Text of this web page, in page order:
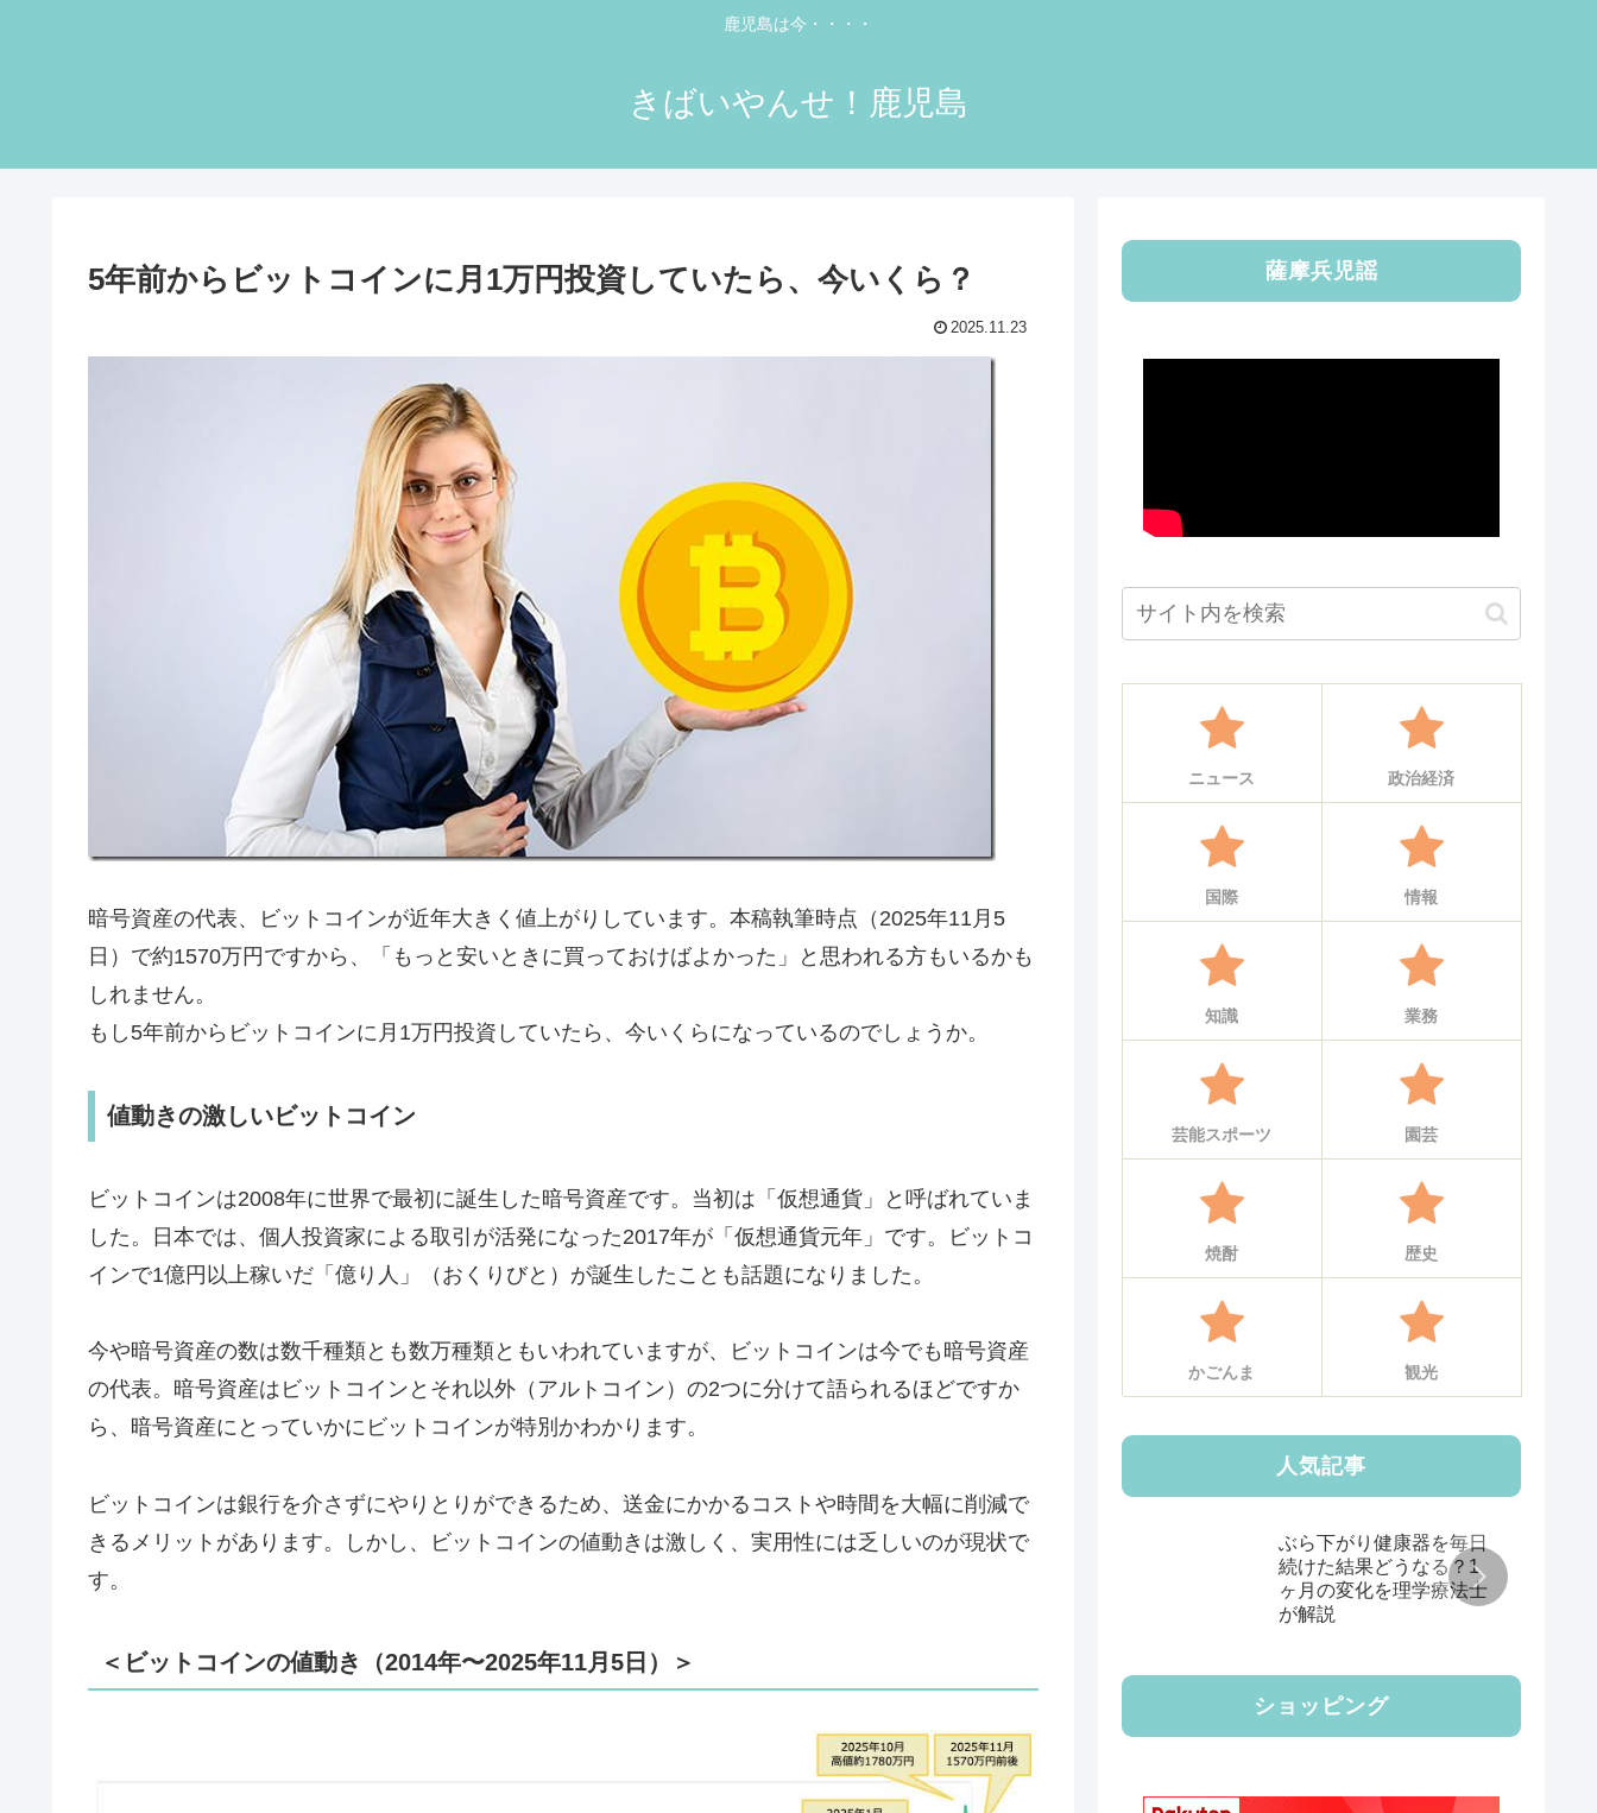
鹿児島は今・・・・
きばいやんせ！鹿児島
5年前からビットコインに月1万円投資していたら、今いくら？
2025.11.23
暗号資産の代表、ビットコインが近年大きく値上がりしています。本稿執筆時点（2025年11月5
日）で約1570万円ですから、「もっと安いときに買っておけばよかった」と思われる方もいるかも
しれません。
もし5年前からビットコインに月1万円投資していたら、今いくらになっているのでしょうか。
値動きの激しいビットコイン
ビットコインは2008年に世界で最初に誕生した暗号資産です。当初は「仮想通貨」と呼ばれていま
した。日本では、個人投資家による取引が活発になった2017年が「仮想通貨元年」です。ビットコ
インで1億円以上稼いだ「億り人」（おくりびと）が誕生したことも話題になりました。
今や暗号資産の数は数千種類とも数万種類ともいわれていますが、ビットコインは今でも暗号資産
の代表。暗号資産はビットコインとそれ以外（アルトコイン）の2つに分けて語られるほどですか
ら、暗号資産にとっていかにビットコインが特別かわかります。
ビットコインは銀行を介さずにやりとりができるため、送金にかかるコストや時間を大幅に削減で
きるメリットがあります。しかし、ビットコインの値動きは激しく、実用性には乏しいのが現状で
す。
＜ビットコインの値動き（2014年〜2025年11月5日）＞
薩摩兵児謡
ニュース 政治経済
国際 情報
知識 業務
芸能スポーツ 園芸
焼酎 歴史
かごんま 観光
人気記事
ぶら下がり健康器を毎日
続けた結果どうなる？1
ヶ月の変化を理学療法士
が解説
ショッピング